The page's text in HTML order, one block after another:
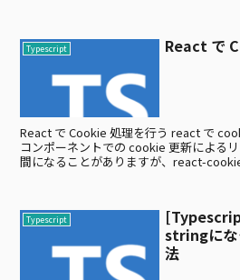
Typescript React で
React で Cookie 処理を行う react で
コンポーネントでの cookie 更新による
間になることがありますが、react-
Typescript
stringにな
法